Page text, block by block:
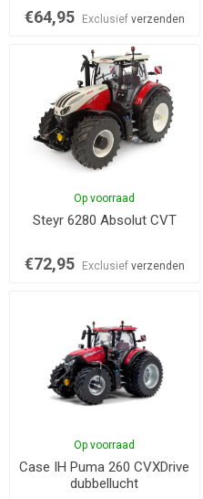
€64,95 Exclusief verzenden
Op voorraad
Steyr 6280 Absolut CVT
€72,95 Exclusief verzenden
Op voorraad
Case IH Puma 260 CVXDrive
dubbellucht